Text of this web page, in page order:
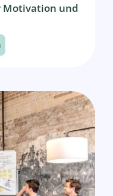
Motivation und